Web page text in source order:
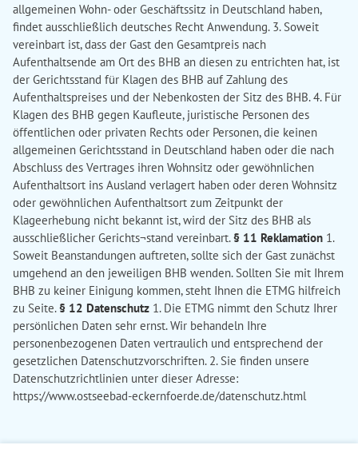
allgemeinen Wohn- oder Geschäftssitz in Deutschland haben,
findet ausschließlich deutsches Recht Anwendung. 3. Soweit
vereinbart ist, dass der Gast den Gesamtpreis nach
Aufenthaltsende am Ort des BHB an diesen zu entrichten hat, ist
der Gerichtsstand für Klagen des BHB auf Zahlung des
Aufenthaltspreises und der Nebenkosten der Sitz des BHB. 4. Für
Klagen des BHB gegen Kaufleute, juristische Personen des
öffentlichen oder privaten Rechts oder Personen, die keinen
allgemeinen Gerichtsstand in Deutschland haben oder die nach
Abschluss des Vertrages ihren Wohnsitz oder gewöhnlichen
Aufenthaltsort ins Ausland verlagert haben oder deren Wohnsitz
oder gewöhnlichen Aufenthaltsort zum Zeitpunkt der
Klageerhebung nicht bekannt ist, wird der Sitz des BHB als
ausschließlicher Gerichts¬stand vereinbart.§ 11 Reklamation 1.
Soweit Beanstandungen auftreten, sollte sich der Gast zunächst
umgehend an den jeweiligen BHB wenden. Sollten Sie mit Ihrem
BHB zu keiner Einigung kommen, steht Ihnen die ETMG hilfreich
zu Seite.§ 12 Datenschutz 1. Die ETMG nimmt den Schutz Ihrer
persönlichen Daten sehr ernst. Wir behandeln Ihre
personenbezogenen Daten vertraulich und entsprechend der
gesetzlichen Datenschutzvorschriften. 2. Sie finden unsere
Datenschutzrichtlinien unter dieser Adresse:
https://www.ostseebad-eckernfoerde.de/datenschutz.html